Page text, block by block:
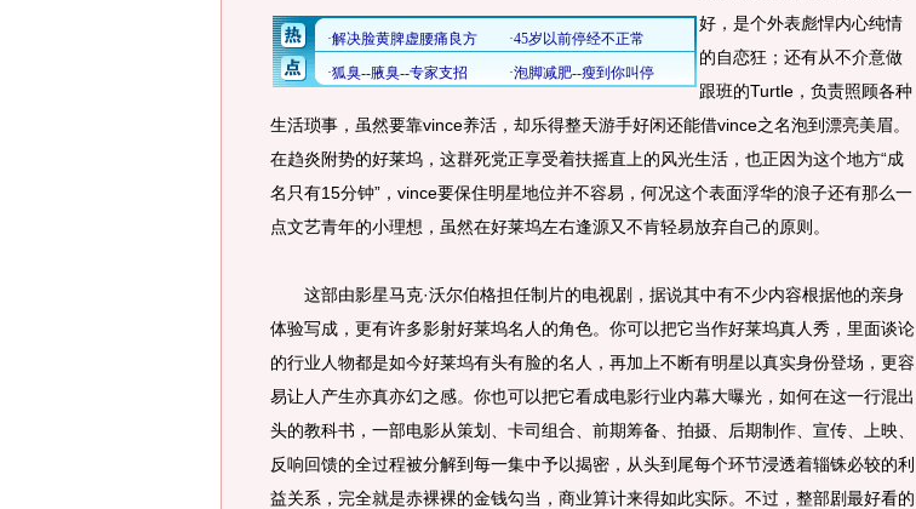
好，是个外表彪悍内心纯情
的自恋狂；还有从不介意做
跟班的Turtle，负责照顾各种
生活琐事，虽然要靠vince养活，却乐得整天游手好闲还能借vince之名泡到漂亮美眉。
在趋炎附势的好莱坞，这群死党正享受着扶摇直上的风光生活，也正因为这个地方“成
名只有15分钟”，vince要保住明星地位并不容易，何况这个表面浮华的浪子还有那么一
点文艺青年的小理想，虽然在好莱坞左右逢源又不肯轻易放弃自己的原则。
这部由影星马克·沃尔伯格担任制片的电视剧，据说其中有不少内容根据他的亲身
体验写成，更有许多影射好莱坞名人的角色。你可以把它当作好莱坞真人秀，里面谈论
的行业人物都是如今好莱坞有头有脸的名人，再加上不断有明星以真实身份登场，更容
易让人产生亦真亦幻之感。你也可以把它看成电影行业内幕大曝光，如何在这一行混出
头的教科书，一部电影从策划、卡司组合、前期筹备、拍摄、后期制作、宣传、上映、
反响回馈的全过程被分解到每一集中予以揭密，从头到尾每个环节浸透着辎铢必较的利
益关系，完全就是赤裸裸的金钱勾当，商业算计来得如此实际。不过，整部剧最好看的